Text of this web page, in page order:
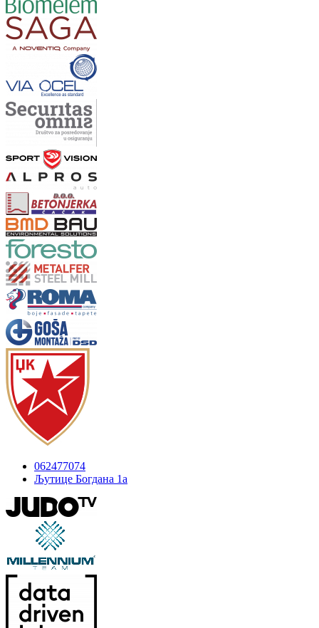
062477074
Љутице Богдана 1а